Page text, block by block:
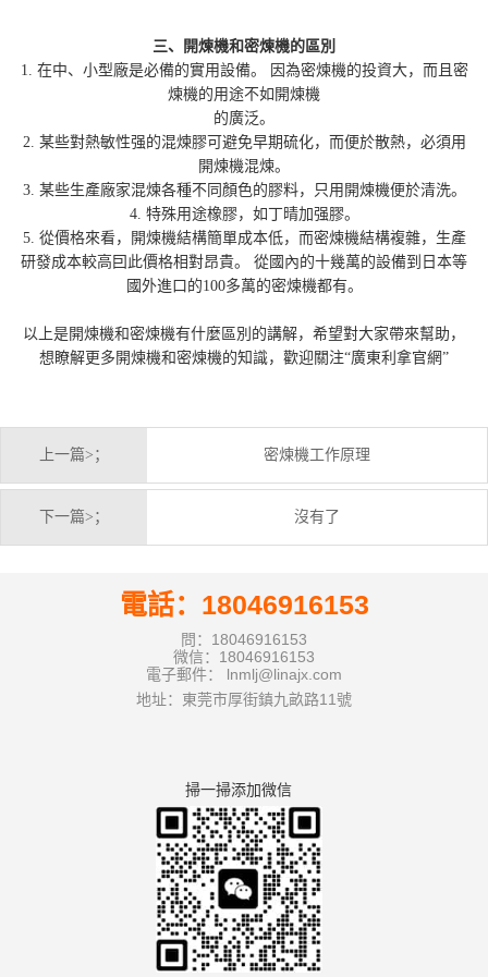
三、開煉機和密煉機的區別
1. 在中、小型廠是必備的實用設備。 因為密煉機的投資大，而且密
煉機的用途不如開煉機
的廣泛。
2. 某些對熱敏性强的混煉膠可避免早期硫化，而便於散熱，必須用
開煉機混煉。
3. 某些生產廠家混煉各種不同顏色的膠料，只用開煉機便於清洗。
4. 特殊用途橡膠，如丁晴加强膠。
5. 從價格來看，開煉機結構簡單成本低，而密煉機結構複雜，生產
研發成本較高囙此價格相對昂貴。 從國內的十幾萬的設備到日本等
國外進口的100多萬的密煉機都有。
以上是開煉機和密煉機有什麼區別的講解，希望對大家帶來幫助，
想瞭解更多開煉機和密煉機的知識，歡迎關注“廣東利拿官網”
上一篇>； 密煉機工作原理
下一篇>； 沒有了
電話：18046916153
問：18046916153
微信：18046916153
電子郵件： lnmlj@linajx.com
地址：東莞市厚街鎮九畝路11號
掃一掃添加微信